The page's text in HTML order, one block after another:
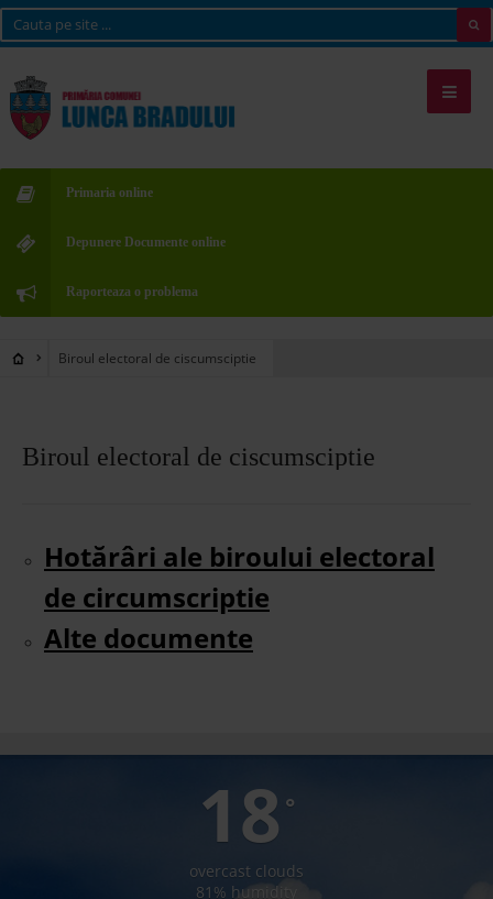
Primaria online
Depunere Documente online
Raporteaza o problema
Biroul electoral de ciscumsciptie
Biroul electoral de ciscumsciptie
Hotărâri ale biroului electoral
de circumscriptie
Alte documente
18 °
overcast clouds
81% humidity